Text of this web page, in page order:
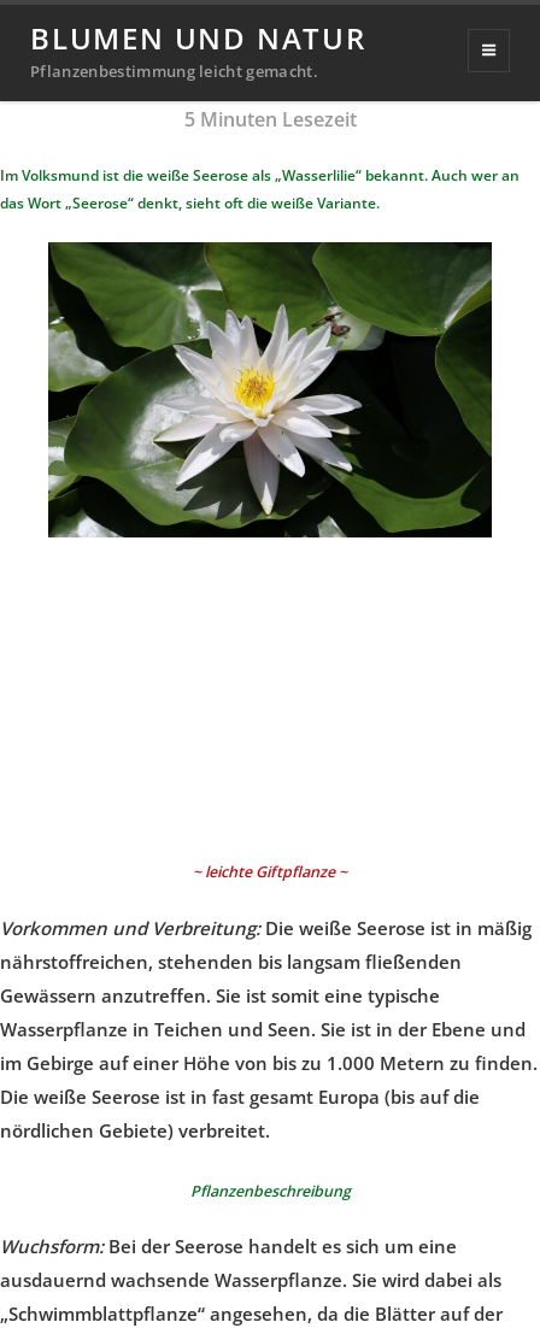
BLUMEN UND NATUR
Pflanzenbestimmung leicht gemacht.
Weiße Seerose
Veröffentlicht
am
23. September 202120. September 2024
von
Michael
Richter
5Minuten Lesezeit
Im Volksmund ist die weiße Seerose als „Wasserlilie“ bekannt. Auch wer an
das Wort „Seerose“ denkt, sieht oft die weiße Variante.
~ leichte Giftpflanze ~
Vorkommen und Verbreitung:Die weiße Seerose ist in mäßig
nährstoffreichen, stehenden bis langsam fließenden
Gewässern anzutreffen. Sie ist somit eine typische
Wasserpflanze in Teichen und Seen. Sie ist in der Ebene und
im Gebirge auf einer Höhe von bis zu 1.000 Metern zu finden.
Die weiße Seerose ist in fast gesamt Europa (bis auf die
nördlichen Gebiete) verbreitet.
Pflanzenbeschreibung
Wuchsform:Bei der Seerose handelt es sich um eine
ausdauernd wachsende Wasserpflanze. Sie wird dabei als
„Schwimmblattpflanze“ angesehen, da die Blätter auf der